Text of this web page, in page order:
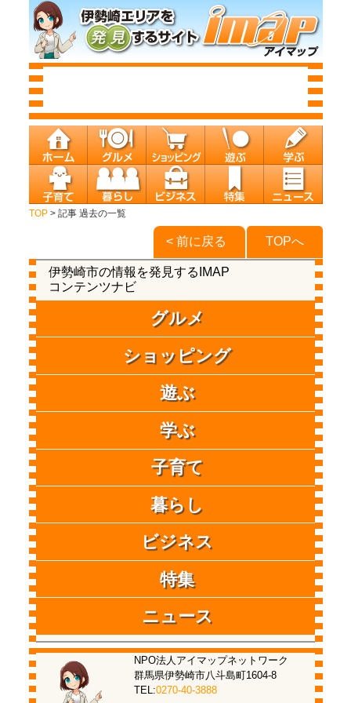
TOP> 記事 過去の一覧
TOPへ
< 前に戻る
伊勢崎市の情報を発見するIMAP
コンテンツナビ
グルメ
ショッピング
遊ぶ
学ぶ
子育て
暮らし
ビジネス
特集
ニュース
NPO法人アイマップネットワーク
群馬県伊勢崎市八斗島町1604-8
TEL:0270-40-3888